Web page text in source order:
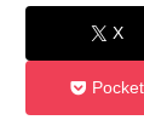
X
Pocket